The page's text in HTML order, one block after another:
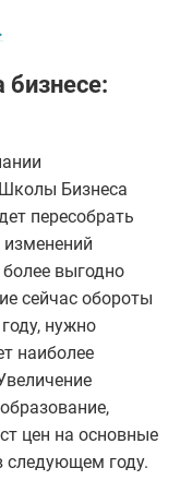
бизнесе:
Бизнеса
пересобрать
выгодно
сейчас обороты
нужно
наиболее
цен на основные
следующем году.